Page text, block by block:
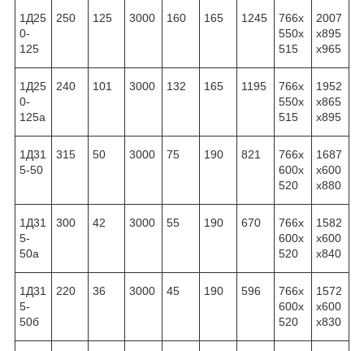
1Д25
0-
125
250 125 3000 160 165 1245
766x
550x
515
2007
x895
x965
1Д25
0-
125а
240 101 3000 132 165 1195
766x
550x
515
1952
x865
x895
1Д31
5-50
315 50 3000 75 190 821
766x
600x
520
1687
x600
x880
1Д31
5-
50а
300 42 3000 55 190 670
766x
600x
520
1582
x600
x840
1Д31
5-
50б
220 36 3000 45 190 596
766x
600x
520
1572
x600
x830